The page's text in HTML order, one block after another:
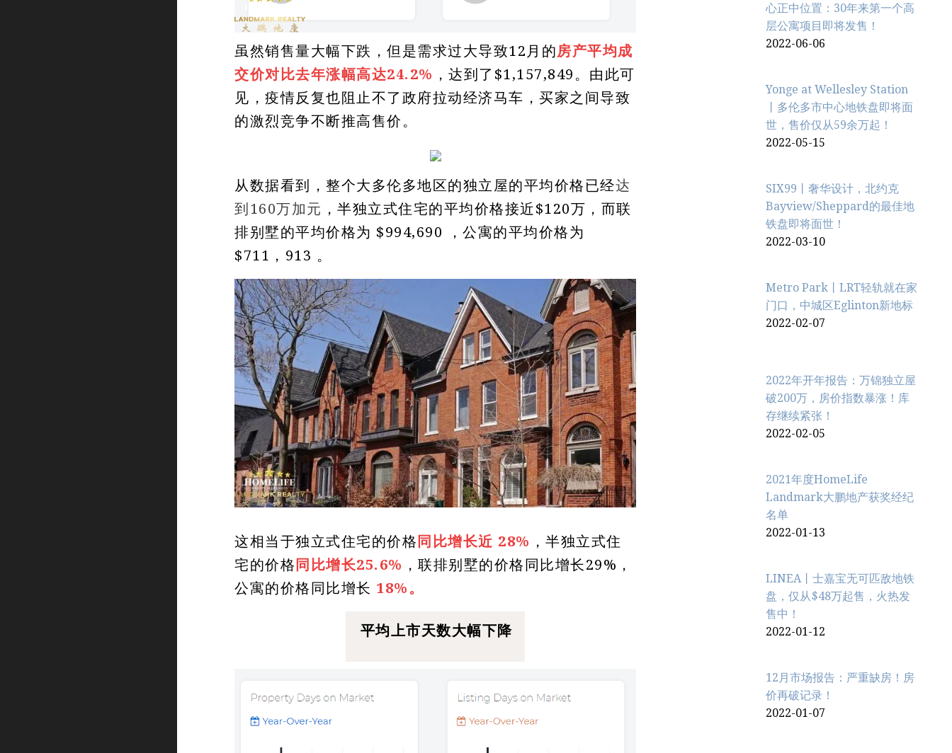
虽然销售量大幅下跌，但是需求过大导致12月的房产平均成
交价对比去年涨幅高达24.2% ，达到了$1,157,849。由此可
见，疫情反复也阻止不了政府拉动经济马车，买家之间导致
的激烈竞争不断推高售价。
从数据看到，整个大多伦多地区的独立屋的平均价格已经达
到160万加元 ，半独立式住宅的平均价格接近$120万，而联
排别墅的平均价格为 $994,690 ，公寓的平均价格为
$711，913 。
这相当于独立式住宅的价格 同比增长近 28% ，半独立式住
宅的价格 同比增长25.6% ，联排别墅的价格同比增长29%，
公寓的价格同比增长 18%。
平均上市天数大幅下降
心正中位置：30年来第一个高
层公寓项目即将发售！
2022-06-06
Yonge at Wellesley Station
丨多伦多市中心地铁盘即将面
世，售价仅从59余万起！
2022-05-15
SIX99丨奢华设计，北约克
Bayview/Sheppard的最佳地
铁盘即将面世！
2022-03-10
Metro Park丨LRT轻轨就在家
门口，中城区Eglinton新地标
2022-02-07
2022年开年报告：万锦独立屋
破200万，房价指数暴涨！库
存继续紧张！
2022-02-05
2021年度HomeLife
Landmark大鹏地产获奖经纪
名单
2022-01-13
LINEA丨士嘉宝无可匹敌地铁
盘，仅从$48万起售，火热发
售中！
2022-01-12
12月市场报告：严重缺房！房
价再破记录！
2022-01-07